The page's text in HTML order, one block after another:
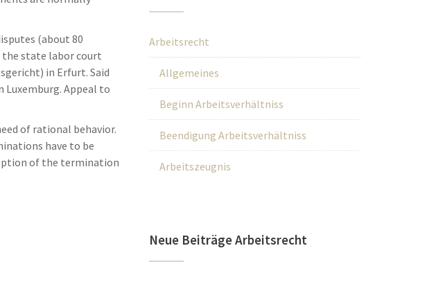
(about 80
the state labor court
in Erfurt. Said
Luxemburg. Appeal to
of rational behavior.
have to be
of the termination
Arbeitsrecht
Allgemeines
Beginn Arbeitsverhältniss
Beendigung Arbeitsverhältniss
Arbeitszeugnis
Neue Beiträge Arbeitsrecht